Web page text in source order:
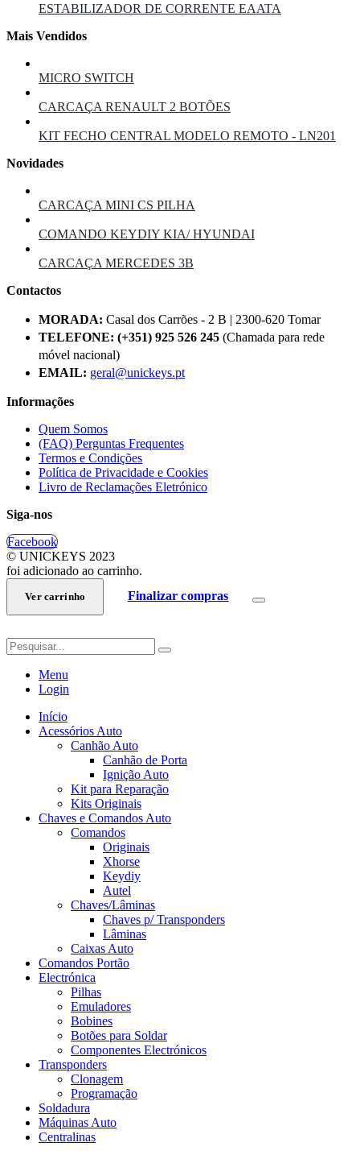
ESTABILIZADOR DE CORRENTE EAATA
Mais Vendidos
MICRO SWITCH
CARCAÇA RENAULT 2 BOTÕES
KIT FECHO CENTRAL MODELO REMOTO - LN201
Novidades
CARCAÇA MINI CS PILHA
COMANDO KEYDIY KIA/ HYUNDAI
CARCAÇA MERCEDES 3B
Contactos
MORADA: Casal dos Carrões - 2 B | 2300-620 Tomar
TELEFONE: (+351) 925 526 245 (Chamada para rede
móvel nacional)
EMAIL: geral@unickeys.pt
Informações
Quem Somos
(FAQ) Perguntas Frequentes
Termos e Condições
Política de Privacidade e Cookies
Livro de Reclamações Eletrónico
Siga-nos
Facebook
© UNICKEYS 2023
foi adicionado ao carrinho.
Ver carrinho Finalizar compras
Menu
Login
Início
Acessórios Auto
Canhão Auto
Canhão de Porta
Ignição Auto
Kit para Reparação
Kits Originais
Chaves e Comandos Auto
Comandos
Originais
Xhorse
Keydiy
Autel
Chaves/Lâminas
Chaves p/ Transponders
Lâminas
Caixas Auto
Comandos Portão
Electrónica
Pilhas
Emuladores
Bobines
Botões para Soldar
Componentes Electrónicos
Transponders
Clonagem
Programação
Soldadura
Máquinas Auto
Centralinas